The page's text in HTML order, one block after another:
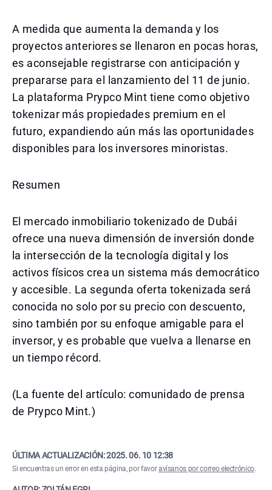
A medida que aumenta la demanda y los
proyectos anteriores se llenaron en pocas horas,
es aconsejable registrarse con anticipación y
prepararse para el lanzamiento del 11 de junio.
La plataforma Prypco Mint tiene como objetivo
tokenizar más propiedades premium en el
futuro, expandiendo aún más las oportunidades
disponibles para los inversores minoristas.
Resumen
El mercado inmobiliario tokenizado de Dubái
ofrece una nueva dimensión de inversión donde
la intersección de la tecnología digital y los
activos físicos crea un sistema más democrático
y accesible. La segunda oferta tokenizada será
conocida no solo por su precio con descuento,
sino también por su enfoque amigable para el
inversor, y es probable que vuelva a llenarse en
un tiempo récord.
(La fuente del artículo: comunidado de prensa
de Prypco Mint.)
ÚLTIMA ACTUALIZACIÓN:2025. 06. 10 12:38
Si encuentras un error en esta página, por favoravísanos por correo electrónico.